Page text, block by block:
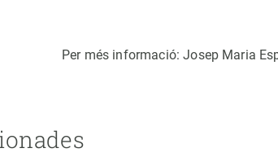
Per més informació: Josep Maria